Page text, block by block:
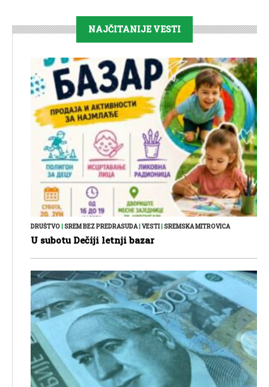
NAJČITANIJE VESTI
DRUŠTVO SREM BEZ PREDRASUDA| VESTI| SREMSKA MITROVICA
U subotu Dečiji letnji bazar